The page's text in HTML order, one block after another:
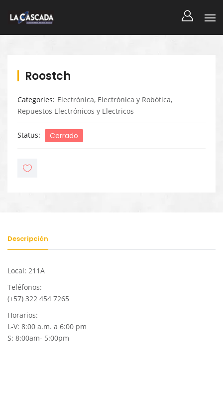
Roostch
Categories Electrónica, Electrónica y Robótica,
Repuestos Electrónicos y Electricos
Status Cerrado
Descripción
Local: 211A
Teléfonos:
(+57) 322 454 7265
Horarios:
L-V: 8:00 a.m. a 6:00 pm
S: 8:00am- 5:00pm